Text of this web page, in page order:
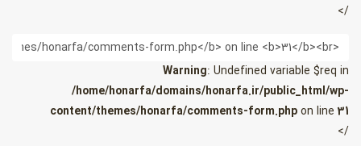
/>
ایمیل
Warning: Undefined variable $req in
/home/honarfa/domains/honarfa.ir/public_html/wp-
content/themes/honarfa/comments-form.phpon line31
/>